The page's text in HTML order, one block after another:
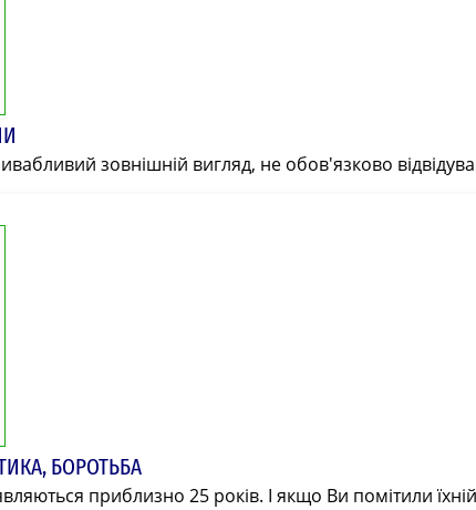
зовнішній вигляд, не обов'язково
БОРОТЬБА
приблизно 25 років. І якщо Ви помітили